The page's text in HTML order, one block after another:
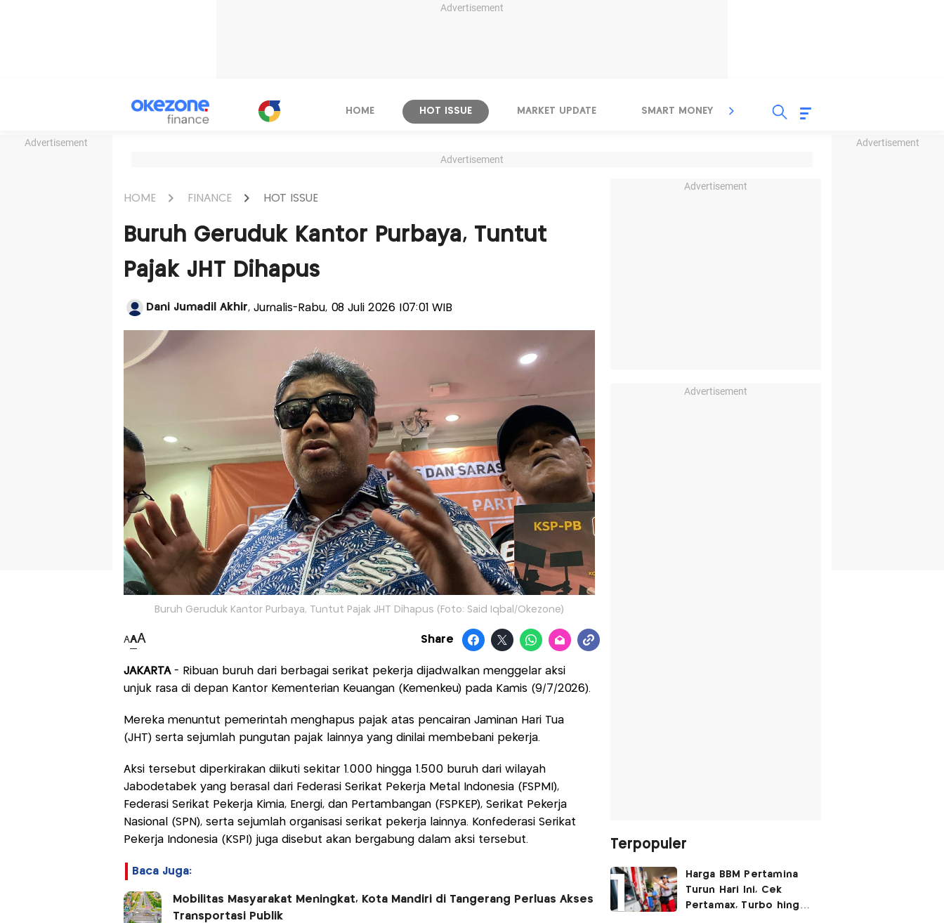
Advertisement
Advertisement Advertisement
HOME HOT ISSUE MARKET UPDATE SMART MONEY INSPIRASI BISNIS
Advertisement
HOME FINANCE HOT ISSUE
Buruh Geruduk Kantor Purbaya, Tuntut
Pajak JHT Dihapus
Dani Jumadil Akhir, Jurnalis-Rabu, 08 Juli 2026 |07:01 WIB
Buruh Geruduk Kantor Purbaya, Tuntut Pajak JHT Dihapus (Foto: Said Iqbal/Okezone)
AAA Share
JAKARTA - Ribuan buruh dari berbagai serikat pekerja dijadwalkan menggelar aksi
unjuk rasa di depan Kantor Kementerian Keuangan (Kemenkeu) pada Kamis (9/7/2026).
Mereka menuntut pemerintah menghapus pajak atas pencairan Jaminan Hari Tua
(JHT) serta sejumlah pungutan pajak lainnya yang dinilai membebani pekerja.
Aksi tersebut diperkirakan diikuti sekitar 1.000 hingga 1.500 buruh dari wilayah
Jabodetabek yang berasal dari Federasi Serikat Pekerja Metal Indonesia (FSPMI),
Federasi Serikat Pekerja Kimia, Energi, dan Pertambangan (FSPKEP), Serikat Pekerja
Nasional (SPN), serta sejumlah organisasi serikat pekerja lainnya. Konfederasi Serikat
Pekerja Indonesia (KSPI) juga disebut akan bergabung dalam aksi tersebut.
Baca Juga:
Mobilitas Masyarakat Meningkat, Kota Mandiri di Tangerang Perluas Akses
Transportasi Publik
Advertisement
Advertisement
Terpopuler
Harga BBM Pertamina
Turun Hari Ini, Cek
Pertamax, Turbo hingga